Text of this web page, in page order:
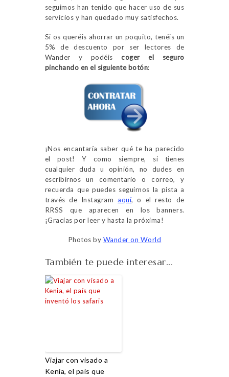
seguimos han tenido que hacer uso de sus
servicios y han quedado muy satisfechos.
Si os queréis ahorrar un poquito, tenéis un
5% de descuento por ser lectores de
Wander y podéiscoger el
seguro
pinchando en el siguiente botón:
¡Nos encantaría saber qué te ha parecido
el post! Y como siempre, si tienes
cualquier duda u opinión, no dudes en
escribirnos un comentario o correo, y
recuerda que puedes seguirnos la pista a
través de Instagramaquí, o el resto de
RRSS que aparecen en los banners.
¡Gracias por leer y hasta la próxima!
Photos by Wander on World
También te puede interesar...
Viajar con visado a
Kenia, el país que